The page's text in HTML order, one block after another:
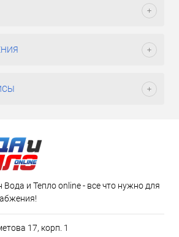
Вода и Тепло online - все что нужно для
17, корп. 1